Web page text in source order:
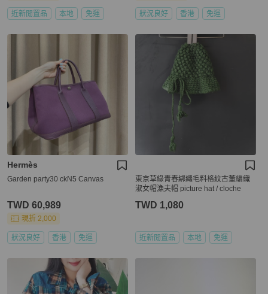
近新閒置品 本地 免運 狀況良好 香港 免運
Hermès
Garden party30 ckN5 Canvas
TWD 60,989
現折 2,000
狀況良好 香港 免運
東京草綠青春綁繩毛料格紋古董編織
淑女帽漁夫帽 picture hat / cloche
TWD 1,080
近新閒置品 本地 免運